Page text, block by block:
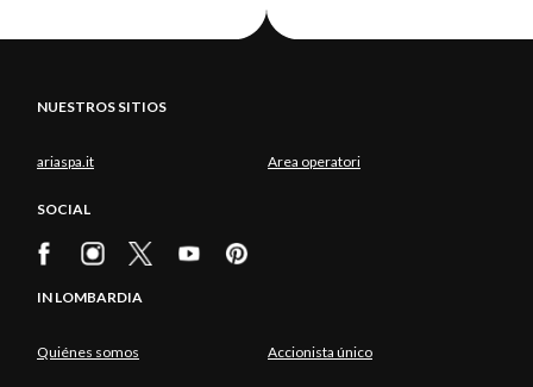
NUESTROS SITIOS
ariaspa.it Area operatori
SOCIAL
IN LOMBARDIA
Quiénes somos Accionista único